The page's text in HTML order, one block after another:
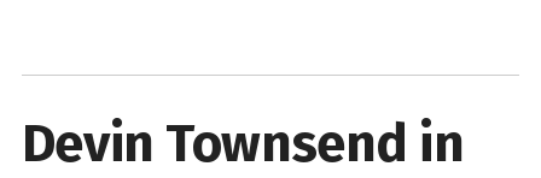
Devin Townsend in